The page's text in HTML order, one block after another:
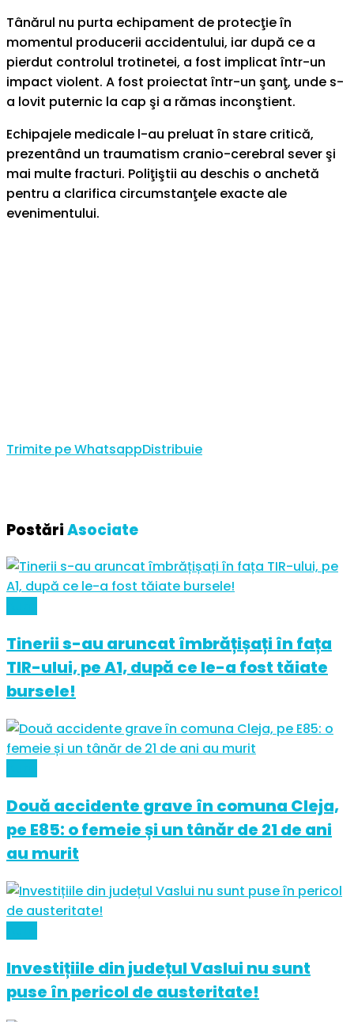
Tânărul nu purta echipament de protecţie în
momentul producerii accidentului, iar după ce a
pierdut controlul trotinetei, a fost implicat într-un
impact violent. A fost proiectat într-un şanţ, unde s-
a lovit puternic la cap şi a rămas inconştient.
Echipajele medicale l-au preluat în stare critică,
prezentând un traumatism cranio-cerebral sever şi
mai multe fracturi. Poliţiştii au deschis o anchetă
pentru a clarifica circumstanţele exacte ale
evenimentului.
Trimite pe WhatsappDistribuie
PostăriAsociate
Tinerii s-au aruncat îmbrățișați în fața
TIR-ului, pe A1, după ce le-a fost tăiate
bursele!
Două accidente grave în comuna Cleja,
pe E85: o femeie și un tânăr de 21 de ani
au murit
Investițiile din județul Vaslui nu sunt
puse în pericol de austeritate!